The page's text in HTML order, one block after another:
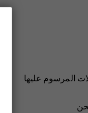
المرسوم عليها